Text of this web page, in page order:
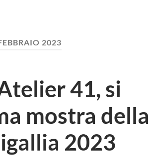
2023
41, si
mostra della
2023